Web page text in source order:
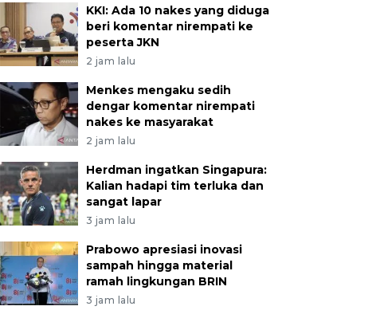
KKI: Ada 10 nakes yang diduga
beri komentar nirempati ke
peserta JKN
2 jam lalu
Menkes mengaku sedih
dengar komentar nirempati
nakes ke masyarakat
2 jam lalu
Herdman ingatkan Singapura:
Kalian hadapi tim terluka dan
sangat lapar
3 jam lalu
Prabowo apresiasi inovasi
sampah hingga material
ramah lingkungan BRIN
3 jam lalu